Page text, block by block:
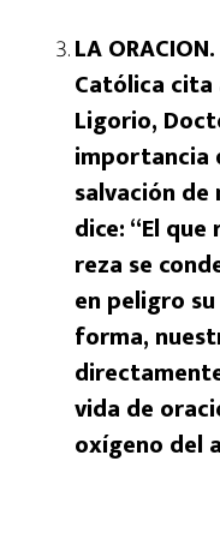
LA
Católica cita
Ligorio,
importancia
salvación
dice: “El
reza se
en peligro
forma,
vida de
oxígeno del